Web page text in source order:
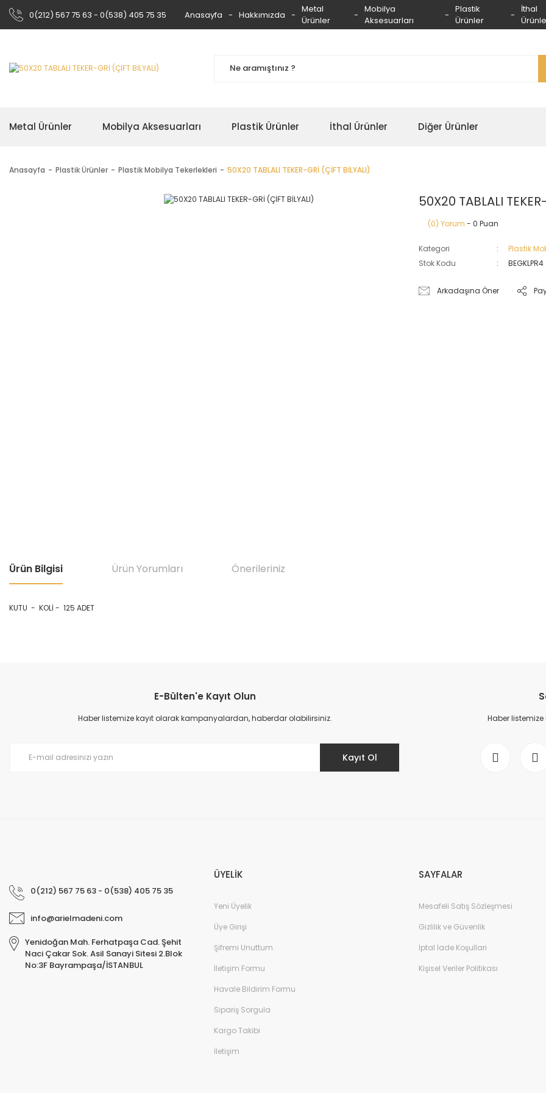
0(212) 567 75 63 - 0(538) 405 75 35 Anasayfa Hakkımızda
Metal
Ürünler
Mobilya
Aksesuarları
Plastik
Ürünler
İthal
Metal Ürünler Mobilya Aksesuarları Plastik Ürünler İthal Ürünler Diğer Ürünler
Anasayfa Plastik Ürünler Plastik Mobilya Tekerlekleri 50X20 TABLALI TEKER-GRİ (ÇİFT BİLYALI)
50X20 TABLALI
(0) Yorum - 0 Puan
Kategori
Plastik
Stok Kodu
BEGKLPR4
Arkadaşına Öner
Ürün Bilgisi Ürün Yorumları Önerileriniz
KUTU - KOLİ - 125 ADET
Ürün resmi kalitesiz, bozuk veya görüntülenemiyor.
Ürün açıklamasında eksik bilgiler bulunuyor.
E-Bülten'e Kayıt Olun
Haber listemize kayıt olarak kampanyalardan, haberdar olabilirsiniz.
Kayıt Ol
Haber
0(212) 567 75 63 - 0(538) 405 75 35
info@arielmadeni.com
Yenidoğan Mah. Ferhatpaşa Cad. Şehit
Naci Çakar Sok. Asil Sanayi Sitesi 2.Blok
No:3F Bayrampaşa/İSTANBUL
ÜYELİK
Yeni Üyelik
Üye Girişi
Şifremi Unuttum
İletişim Formu
Havale Bildirim Formu
Sipariş Sorgula
Kargo Takibi
İletişim
SAYFALAR
Mesafeli Satış Sözleşmesi
Gizlilik ve Güvenlik
İptal İade Koşullari
Kişisel Veriler Politikası